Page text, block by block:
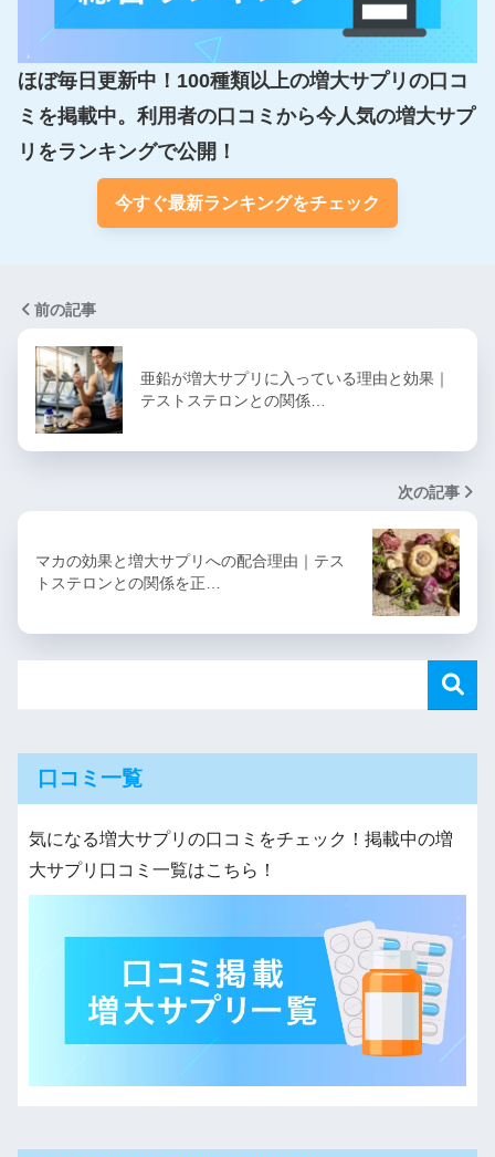
ほぼ毎日更新中！100種類以上の増大サプリの口コ
ミを掲載中。利用者の口コミから今人気の増大サプ
リをランキングで公開！
今すぐ最新ランキングをチェック
前の記事
亜鉛が増大サプリに入っている理由と効果｜
テストステロンとの関係…
次の記事
マカの効果と増大サプリへの配合理由｜テス
トステロンとの関係を正…
口コミ一覧
気になる増大サプリの口コミをチェック！掲載中の増
大サプリ口コミ一覧はこちら！